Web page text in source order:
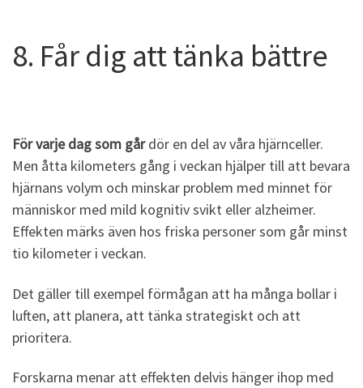
8. Får dig att tänka bättre
För varje dag som gårdör en del av våra hjärnceller.
Men åtta kilometers gång i veckan hjälper till att bevara
hjärnans volym och minskar problem med minnet för
människor med mild kognitiv svikt eller alzheimer.
Effekten märks även hos friska personer som går minst
tio kilometer i veckan.
Det gäller till exempel förmågan att ha många bollar i
luften, att planera, att tänka strategiskt och att
prioritera.
Forskarna menar att effekten delvis hänger ihop med